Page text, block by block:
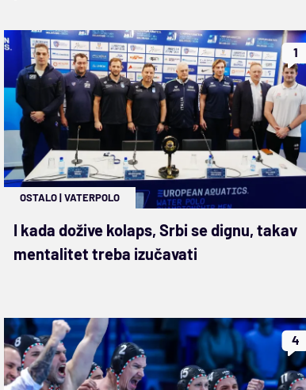
1
OSTALO|VATERPOLO
I kada dožive kolaps, Srbi se dignu, takav
mentalitet treba izučavati
4